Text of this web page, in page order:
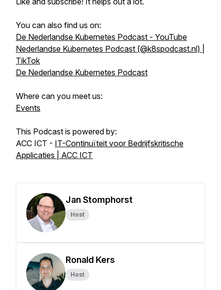
You can also find us on:
De Nederlandse Kubernetes Podcast - YouTube
Nederlandse Kubernetes Podcast (@k8spodcast.nl) |
TikTok
De Nederlandse Kubernetes Podcast
Where can you meet us:
Events
This Podcast is powered by:
ACC ICT - IT-Continuïteit voor Bedrijfskritische
Applicaties | ACC ICT
Jan Stomphorst
Host
Ronald Kers
Host